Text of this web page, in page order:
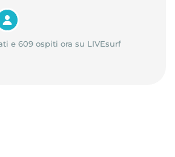
e 609 ospiti ora su LIVEsurf